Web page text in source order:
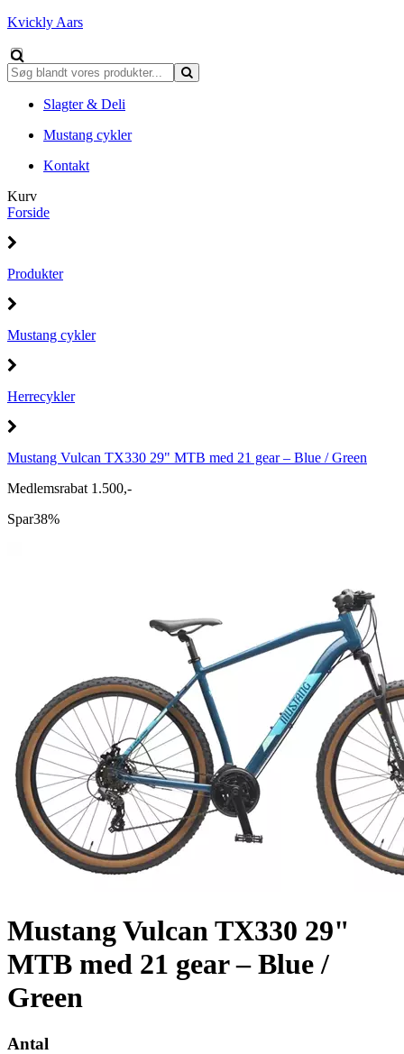
Kvickly Aars
Slagter & Deli
Mustang cykler
Kontakt
Kurv
Forside
Produkter
Mustang cykler
Herrecykler
Mustang Vulcan TX330 29" MTB med 21 gear – Blue / Green
Medlemsrabat 1.500,-
Spar38%
Mustang Vulcan TX330 29"
MTB med 21 gear – Blue /
Green
Antal